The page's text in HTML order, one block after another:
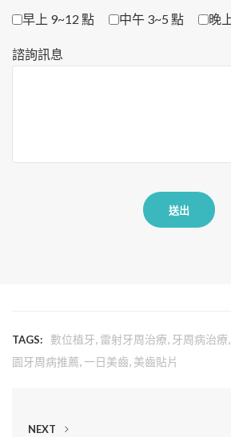
TAGS: 數位植牙, 雷射牙周治療, 牙周病治療,
園牙周病推薦,一日美齒, 美齒貼片
NEXT